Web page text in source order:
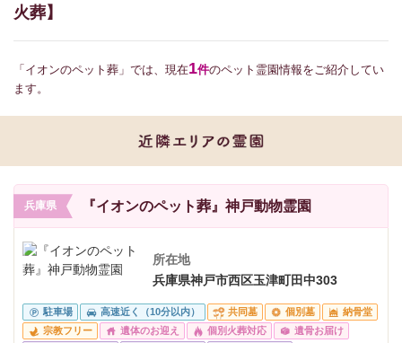
火葬】
「イオンのペット葬」では、現在1件のペット霊園情報をご紹介してい
ます。
兵庫県 『イオンのペット葬』神戸動物霊園
所在地
兵庫県神戸市西区玉津町田中303
駐車場 高速近く（10分以内） 共同墓 個別墓
納骨堂
宗教フリー
遺体のお迎え 個別火葬対応
遺骨お届け